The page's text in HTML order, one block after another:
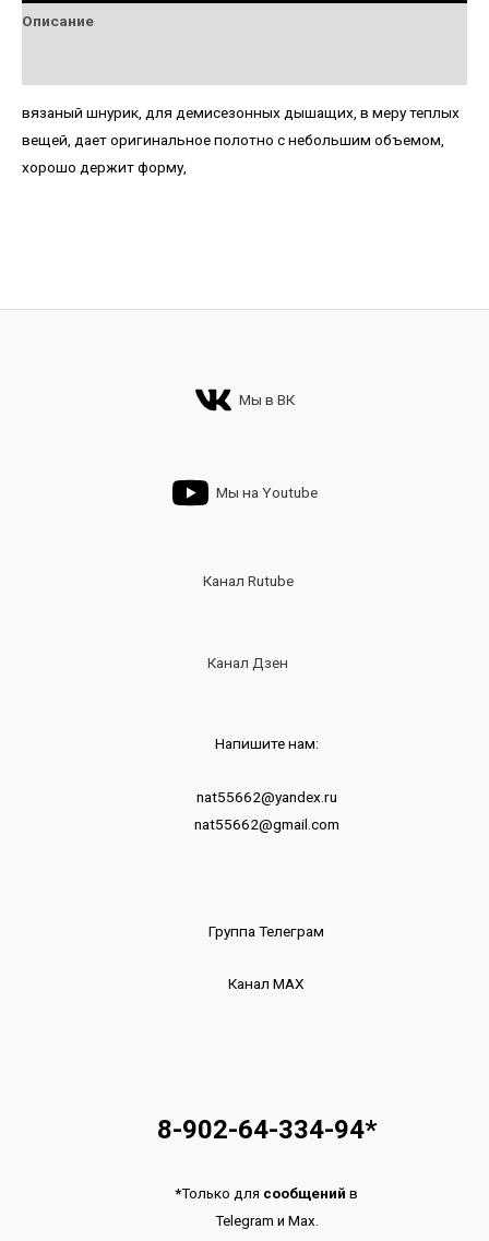
Описание
вязаный шнурик, для демисезонных дышащих, в меру теплых
вещей, дает оригинальное полотно с небольшим объемом,
хорошо держит форму,
Мы в ВК
Мы на Youtube
Канал Rutube
Канал Дзен
Напишите нам:
nat55662@yandex.ru
nat55662@gmail.com
Группа Телеграм
Канал МАХ
8-902-64-334-94*
*Только для сообщений в
Telegram и Max.